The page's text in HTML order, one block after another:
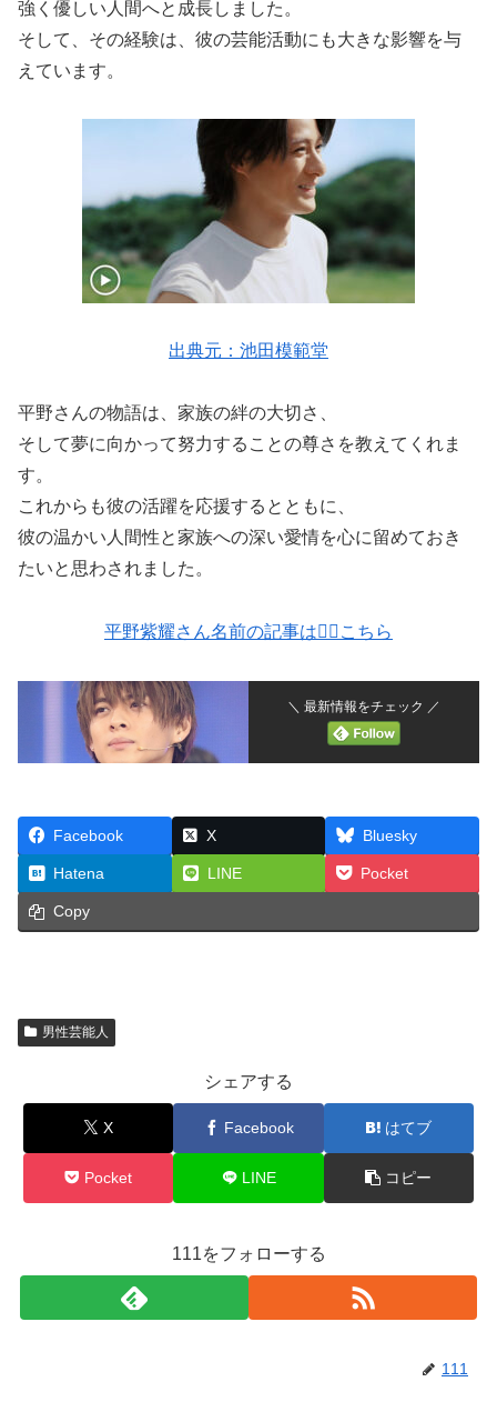
強く優しい人間へと成長しました。
そして、その経験は、彼の芸能活動にも大きな影響を与
えています。
出典元：池田模範堂
平野さんの物語は、家族の絆の大切さ、
そして夢に向かって努力することの尊さを教えてくれま
す。
これからも彼の活躍を応援するとともに、
彼の温かい人間性と家族への深い愛情を心に留めておき
たいと思わされました。
平野紫耀さん名前の記事は💁‍♂️こちら
＼ 最新情報をチェック ／
Facebook X Bluesky
Hatena LINE Pocket
Copy
男性芸能人
シェアする
X Facebook はてブ
Pocket LINE コピー
111をフォローする
111